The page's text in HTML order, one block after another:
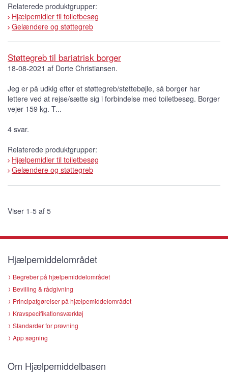
Relaterede produktgrupper:
Hjælpemidler til toiletbesøg
Gelændere og støttegreb
Støttegreb til bariatrisk borger
18-08-2021 af Dorte Christiansen.
Jeg er på udkig efter et støttegreb/støttebøjle, så borger har
lettere ved at rejse/sætte sig i forbindelse med toiletbesøg. Borger
vejer 159 kg. T...
4 svar.
Relaterede produktgrupper:
Hjælpemidler til toiletbesøg
Gelændere og støttegreb
Viser 1-5 af 5
Hjælpemiddelområdet
Begreber på hjælpemiddelområdet
Bevilling & rådgivning
Principafgørelser på hjælpemiddelområdet
Kravspecifikationsværktøj
Standarder for prøvning
App søgning
Om Hjælpemiddelbasen